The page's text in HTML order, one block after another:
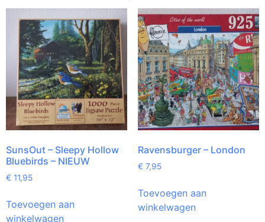
SunsOut – Sleepy Hollow
Bluebirds – NIEUW
€ 11,95
Toevoegen aan
winkelwagen
Ravensburger – London
€ 7,95
Toevoegen aan
winkelwagen